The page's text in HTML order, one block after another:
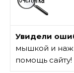
Увидели
мышкой и
помощь сайту!